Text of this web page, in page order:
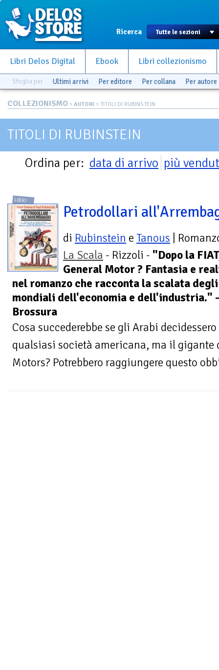
Ricerca
Libri Delos Digital Ebook Libri collezionismo
Sfoglia per Ultimi arrivi Per editore Per collana Per autore
COLLEZIONISMO > AUTORI > TITOLI DI RUBINSTEIN
TITOLI DI RUBINSTEIN
Ordina per: data di arrivo più
LIBRI
Petrodollari
di Rubinstein e Tanous |
La Scala - Rizzoli - "Dopo la
General Motor ? Fantasia e
nel romanzo che racconta la scalata
mondiali dell'economia e dell'industria." -
Brossura
Cosa succederebbe se gli Arabi
qualsiasi società americana, ma il gigante
Motors? Potrebbero raggiungere questo